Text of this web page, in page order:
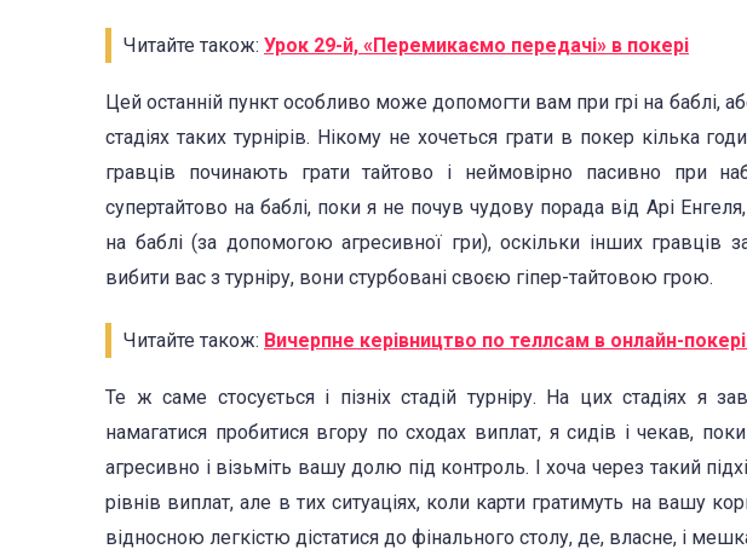
Читайте також: Урок 29-й, «Перемикаємо передачі» в покері
Цей останній пункт особливо може допомогти вам при грі на баблі,
стадіях таких турнірів. Нікому не хочеться грати в покер кілька
гравців починають грати тайтово і неймовірно пасивно при
супертайтово на баблі, поки я не почув чудову порада від Арі
на баблі (за допомогою агресивної гри), оскільки інших гравців
вибити вас з турніру, вони стурбовані своєю гіпер-тайтовою грою.
Читайте також: Вичерпне керівництво по теллсам в онлайн-
Те ж саме стосується і пізніх стадій турніру. На цих стадіях я
намагатися пробитися вгору по сходах виплат, я сидів і чекав,
агресивно і візьміть вашу долю під контроль. І хоча через такий
рівнів виплат, але в тих ситуаціях, коли карти гратимуть на вашу
відносною легкістю дістатися до фінального столу, де, власне, і